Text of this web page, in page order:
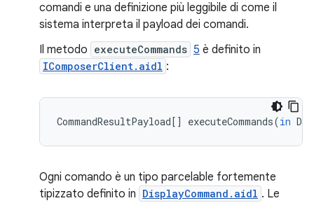
comandi e una definizione più leggibile di come il
sistema interpreta il payload dei comandi.
Il metodo executeCommands 5 è definito in
IComposerClient.aidl :
CommandResultPayload[] executeCommands(in
Ogni comando è un tipo parcelable fortemente
tipizzato definito in DisplayCommand.aidl . Le